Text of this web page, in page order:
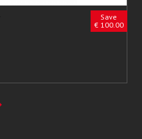
Save
€ 100.00